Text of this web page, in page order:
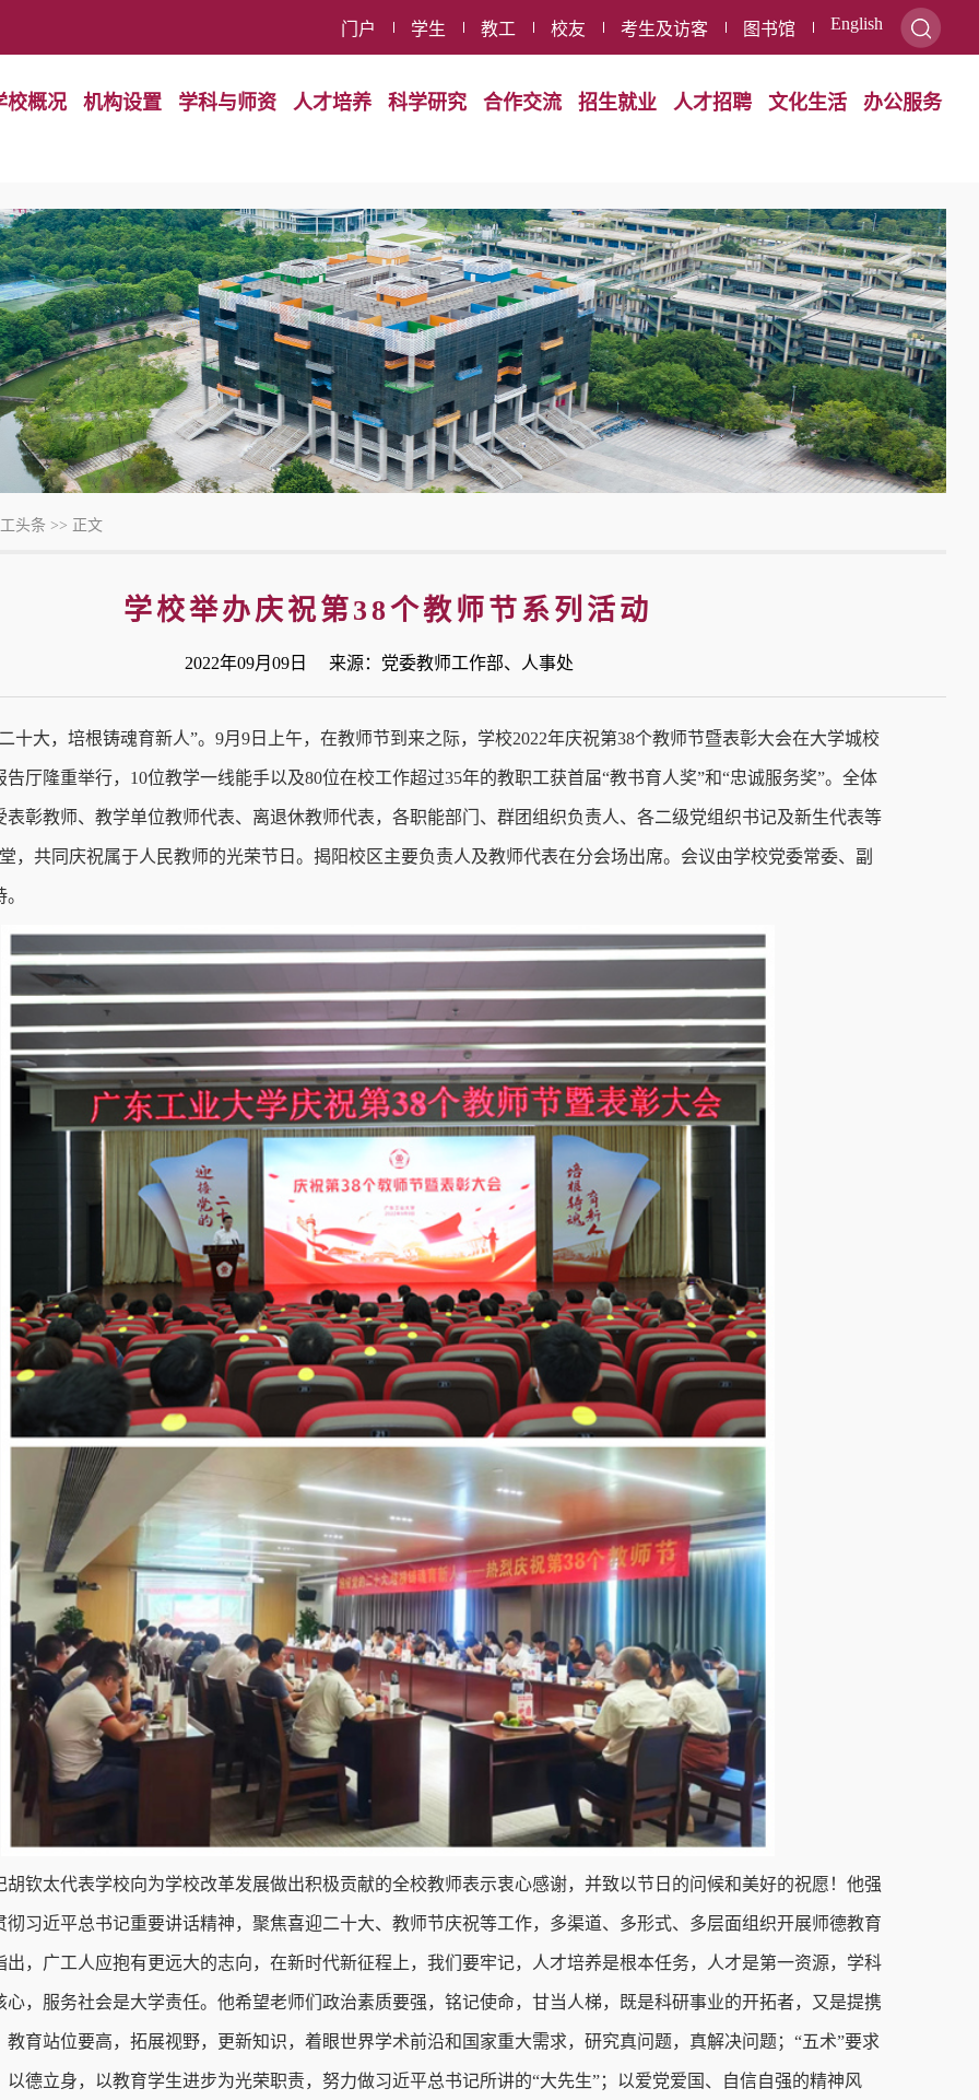
门户 学生 教工 校友 考生及访客 图书馆 English
校概况 机构设置 学科与师资 人才培养 科学研究 合作交流 招生就业 人才招聘 文化生活 办公服务
头条 >> 正文
学校举办庆祝第38个教师节系列活动
2022年09月09日 来源：党委教师工作部、人事处
十大，培根铸魂育新人”。9月9日上午，在教师节到来之际，学校2022年庆祝第38个教师节暨表彰大会在大学城校
告厅隆重举行，10位教学一线能手以及80位在校工作超过35年的教职工获首届“教书育人奖”和“忠诚服务奖”。全体
表彰教师、教学单位教师代表、离退休教师代表，各职能部门、群团组织负责人、各二级党组织书记及新生代表等
，共同庆祝属于人民教师的光荣节日。揭阳校区主要负责人及教师代表在分会场出席。会议由学校党委常委、副
胡钦太代表学校向为学校改革发展做出积极贡献的全校教师表示衷心感谢，并致以节日的问候和美好的祝愿！他强
彻习近平总书记重要讲话精神，聚焦喜迎二十大、教师节庆祝等工作，多渠道、多形式、多层面组织开展师德教育
出，广工人应抱有更远大的志向，在新时代新征程上，我们要牢记，人才培养是根本任务，人才是第一资源，学科
心，服务社会是大学责任。他希望老师们政治素质要强，铭记使命，甘当人梯，既是科研事业的开拓者，又是提携
教育站位要高，拓展视野，更新知识，着眼世界学术前沿和国家重大需求，研究真问题，真解决问题；“五术”要求
以德立身，以教育学生进步为光荣职责，努力做习近平总书记所讲的“大先生”；以爱党爱国、自信自强的精神风